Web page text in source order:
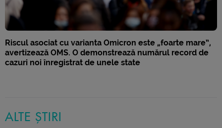
Riscul asociat cu varianta Omicron este „foarte mare”,
avertizează OMS. O demonstrează numărul record de
cazuri noi înregistrat de unele state
ALTE ȘTIRI